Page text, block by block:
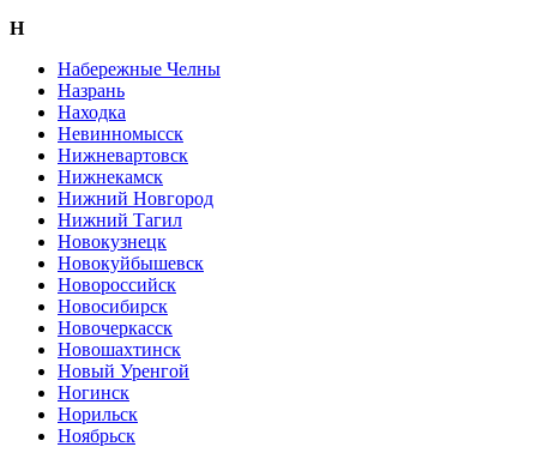
Н
Набережные Челны
Назрань
Находка
Невинномысск
Нижневартовск
Нижнекамск
Нижний Новгород
Нижний Тагил
Новокузнецк
Новокуйбышевск
Новороссийск
Новосибирск
Новочеркасск
Новошахтинск
Новый Уренгой
Ногинск
Норильск
Ноябрьск